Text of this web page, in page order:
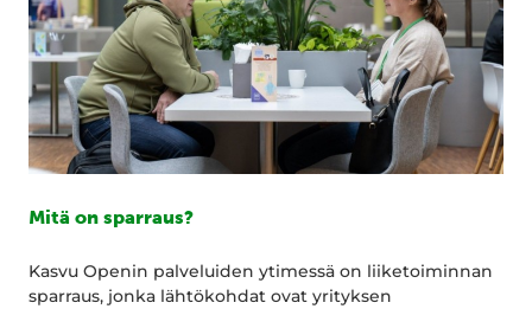
Mitä on sparraus?
Kasvu Openin palveluiden ytimessä on liiketoiminnan
sparraus, jonka lähtökohdat ovat yrityksen